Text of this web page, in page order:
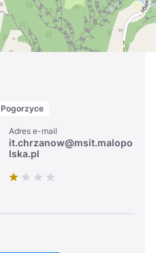
Pogorzyce
Adres e-mail
it.chrzanow@msit.malopo
lska.pl